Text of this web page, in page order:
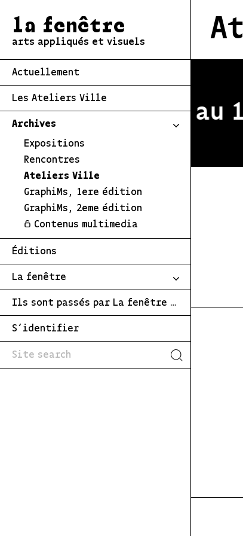
la fenêtre
arts appliqués et visuels
Actuellement
Les Ateliers Ville
Archives
Expositions
Rencontres
Ateliers Ville
GraphiMs, 1ere édition
GraphiMs, 2eme édition
Contenus multimedia
Éditions
La fenêtre
Ils sont passés par La fenêtre …
S’identifier
du 2 au